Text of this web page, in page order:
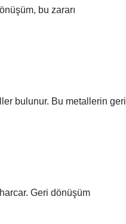
bu zararı
bulunur. Bu metallerin geri
Geri dönüşüm